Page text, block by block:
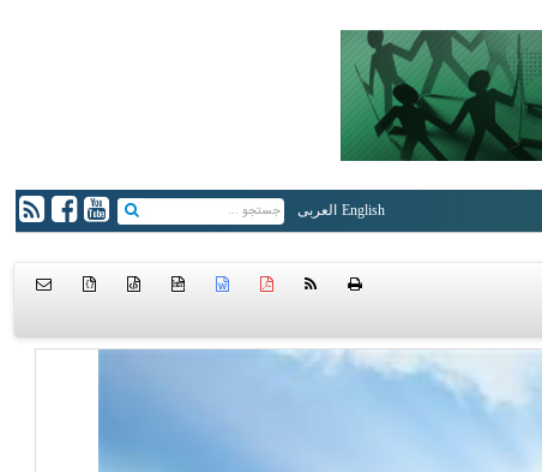
English العربی
htm
{ }